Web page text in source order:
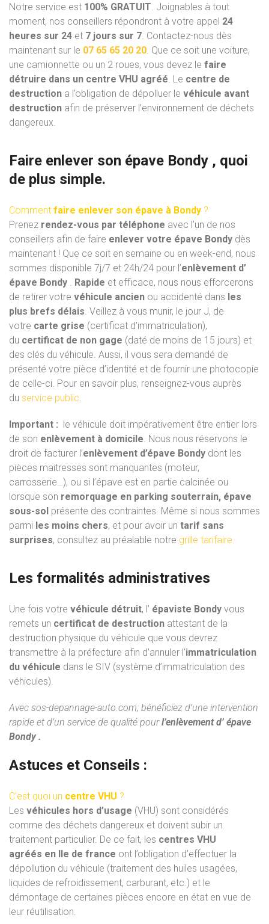
Notre service est 100% GRATUIT. Joignables à tout
moment, nos conseillers répondront à votre appel 24
heures sur 24 et 7 jours sur 7. Contactez-nous dès
maintenant sur le 07 65 65 20 20. Que ce soit une voiture,
une camionnette ou un 2 roues, vous devez le faire
détruire dans un centre VHU agréé. Le centre de
destruction a l’obligation de dépolluer le véhicule avant
destruction afin de préserver l’environnement de déchets
dangereux.
Faire enlever son épave Bondy , quoi
de plus simple.
Comment faire enlever son épave à Bondy ?
Prenez rendez-vous par téléphone avec l’un de nos
conseillers afin de faire enlever votre épave Bondy dès
maintenant ! Que ce soit en semaine ou en week-end, nous
sommes disponible 7j/7 et 24h/24 pour l’enlèvement d’
épave Bondy . Rapide et efficace, nous nous efforcerons
de retirer votre véhicule ancien ou accidenté dans les
plus brefs délais. Veillez à vous munir, le jour J, de
votre carte grise (certificat d’immatriculation),
du certificat de non gage (daté de moins de 15 jours) et
des clés du véhicule. Aussi, il vous sera demandé de
présenté votre pièce d’identité et de fournir une photocopie
de celle-ci. Pour en savoir plus, renseignez-vous auprès
du service public.
Important : le véhicule doit impérativement être entier lors
de son enlèvement à domicile. Nous nous réservons le
droit de facturer l’enlèvement d’épave Bondy dont les
pièces maitresses sont manquantes (moteur,
carrosserie…), ou si l’épave est en partie calcinée ou
lorsque son remorquage en parking souterrain, épave
sous-sol présente des contraintes. Même si nous sommes
parmi les moins chers, et pour avoir un tarif sans
surprises, consultez au préalable notre grille tarifaire.
Les formalités administratives
Une fois votre véhicule détruit, l’ épaviste Bondy vous
remets un certificat de destruction attestant de la
destruction physique du véhicule que vous devrez
transmettre à la préfecture afin d’annuler l’immatriculation
du véhicule dans le SIV (système d’immatriculation des
véhicules).
Avec sos-depannage-auto.com, bénéficiez d’une intervention
rapide et d’un service de qualité pourl’enlèvement d’ épave
Bondy .
Astuces et Conseils :
C’est quoi un centre VHU ?
Les véhicules hors d’usage (VHU) sont considérés
comme des déchets dangereux et doivent subir un
traitement particulier. De ce fait, les centres VHU
agréés en Ile de france ont l’obligation d’effectuer la
dépollution du véhicule (traitement des huiles usagées,
liquides de refroidissement, carburant, etc.) et le
démontage de certaines pièces encore en état en vue de
leur réutilisation.